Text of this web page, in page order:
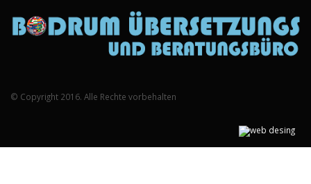
© Copyright 2016. Alle Rechte vorbehalten